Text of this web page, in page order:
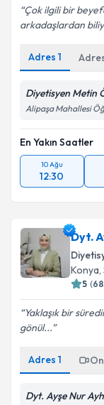
Çok ilgili bir
arkadaşlardan
Adres 1
Diyetisyen Metin
Alipaşa Mahallesi
En Yakın Saatler
10 Ağu
12:30
Dyt.
Konya,
5 (68
Yaklaşık bir
gönül...
Adres 1
Dyt. Ayşe Nur